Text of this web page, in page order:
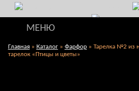
МЕНЮ
Главная» Каталог» Фарфор» Тарелка №2 из
тарелок «Птицы и цветы»